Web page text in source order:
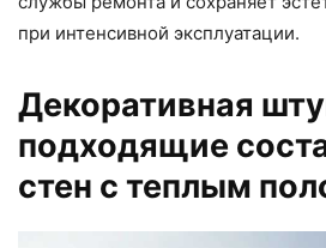
при интенсивной эксплуатации.
Декоративная
подходящие
стен с теплым